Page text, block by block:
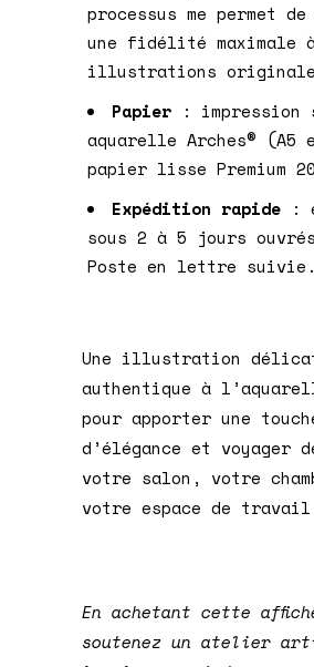
processus me permet
une fidélité maximale à
illustrations
Papier : impression
aquarelle Arches® (A5
papier lisse Premium
Expédition rapide :
sous 2 à 5 jours
Poste en lettre suivie.
Une illustration
authentique à
pour apporter une
d’élégance et voyager
votre salon, votre
votre espace de
En achetant cette
soutenez un atelier